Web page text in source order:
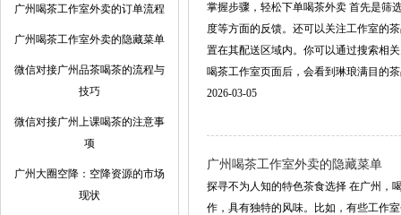
广州喝茶工作室外卖的订单流程
广州喝茶工作室外卖的隐藏菜单
微信对接广州品茶喝茶的流程与
技巧
微信对接广州上课喝茶的注意事
项
‌广州大圈空降‌：空降资源的市场
现状
掌握步骤，轻松下单喝茶外卖 首先是筛
度等方面的反馈。还可以关注工作室的
置在其配送区域内。你可以通过搜索相
喝茶工作室页面后，会看到琳琅满目的
2026-03-05
广州喝茶工作室外卖的隐藏菜单
探寻不为人知的特色茶食选择 在广州，
作，具有独特的风味。比如，有些工作